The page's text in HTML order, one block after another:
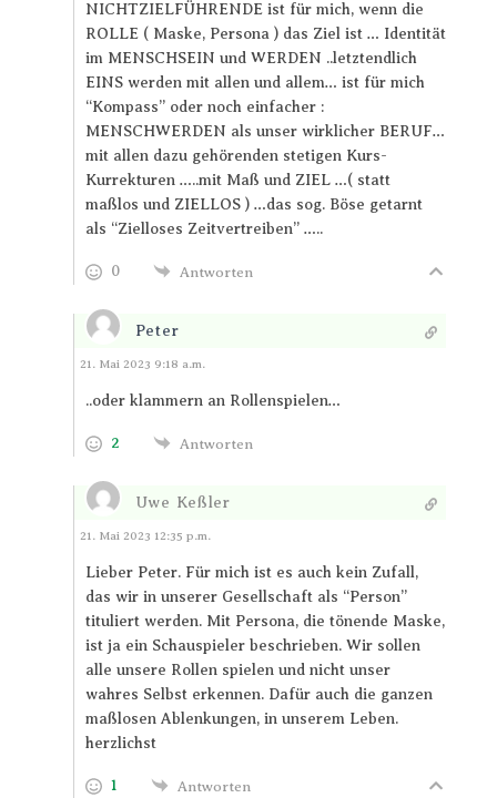
NICHTZIELFÜHRENDE ist für mich, wenn die
ROLLE ( Maske, Persona ) das Ziel ist … Identität
im MENSCHSEIN und WERDEN ..letztendlich
EINS werden mit allen und allem… ist für mich
“Kompass” oder noch einfacher :
MENSCHWERDEN als unser wirklicher BERUF…
mit allen dazu gehörenden stetigen Kurs-
Kurrekturen …..mit Maß und ZIEL …( statt
maßlos und ZIELLOS ) …das sog. Böse getarnt
als “Zielloses Zeitvertreiben” …..
0 Antworten
Peter
Antworten
21. Mai 2023 9:18 a.m.
..oder klammern an Rollenspielen…
2 Antworten
Uwe Keßler
Antworten
21. Mai 2023 12:35 p.m.
Lieber Peter. Für mich ist es auch kein Zufall,
das wir in unserer Gesellschaft als “Person”
tituliert werden. Mit Persona, die tönende Maske,
ist ja ein Schauspieler beschrieben. Wir sollen
alle unsere Rollen spielen und nicht unser
wahres Selbst erkennen. Dafür auch die ganzen
maßlosen Ablenkungen, in unserem Leben.
herzlichst
1 Antworten